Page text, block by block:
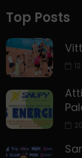
Top Posts